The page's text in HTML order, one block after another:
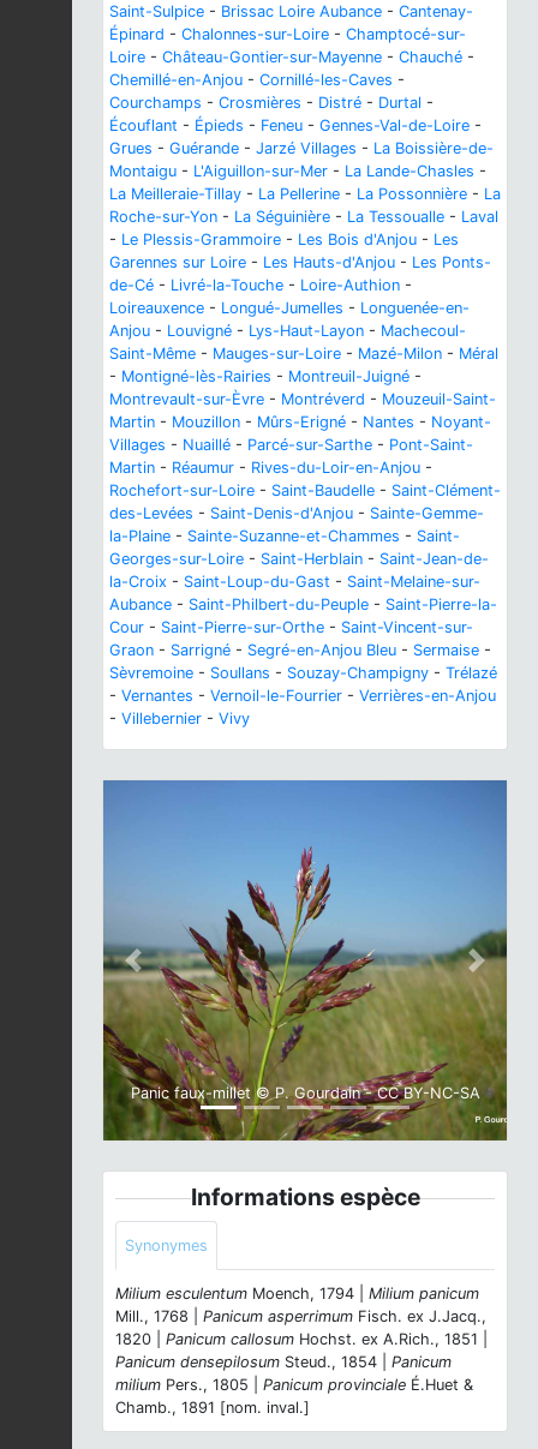
Saint-Sulpice - Brissac Loire Aubance - Cantenay-
Épinard - Chalonnes-sur-Loire - Champtocé-sur-
Loire - Château-Gontier-sur-Mayenne - Chauché -
Chemillé-en-Anjou - Cornillé-les-Caves -
Courchamps - Crosmières - Distré - Durtal -
Écouflant - Épieds - Feneu - Gennes-Val-de-Loire -
Grues - Guérande - Jarzé Villages - La Boissière-de-
Montaigu - L'Aiguillon-sur-Mer - La Lande-Chasles -
La Meilleraie-Tillay - La Pellerine - La Possonnière - La
Roche-sur-Yon - La Séguinière - La Tessoualle - Laval
- Le Plessis-Grammoire - Les Bois d'Anjou - Les
Garennes sur Loire - Les Hauts-d'Anjou - Les Ponts-
de-Cé - Livré-la-Touche - Loire-Authion -
Loireauxence - Longué-Jumelles - Longuenée-en-
Anjou - Louvigné - Lys-Haut-Layon - Machecoul-
Saint-Même - Mauges-sur-Loire - Mazé-Milon - Méral
- Montigné-lès-Rairies - Montreuil-Juigné -
Montrevault-sur-Èvre - Montréverd - Mouzeuil-Saint-
Martin - Mouzillon - Mûrs-Erigné - Nantes - Noyant-
Villages - Nuaillé - Parcé-sur-Sarthe - Pont-Saint-
Martin - Réaumur - Rives-du-Loir-en-Anjou -
Rochefort-sur-Loire - Saint-Baudelle - Saint-Clément-
des-Levées - Saint-Denis-d'Anjou - Sainte-Gemme-
la-Plaine - Sainte-Suzanne-et-Chammes - Saint-
Georges-sur-Loire - Saint-Herblain - Saint-Jean-de-
la-Croix - Saint-Loup-du-Gast - Saint-Melaine-sur-
Aubance - Saint-Philbert-du-Peuple - Saint-Pierre-la-
Cour - Saint-Pierre-sur-Orthe - Saint-Vincent-sur-
Graon - Sarrigné - Segré-en-Anjou Bleu - Sermaise -
Sèvremoine - Soullans - Souzay-Champigny - Trélazé
- Vernantes - Vernoil-le-Fourrier - Verrières-en-Anjou
- Villebernier - Vivy
Panic faux-millet © P. Gourdain - CC BY-NC-SA
Previous Next
Informations espèce
Synonymes
Milium esculentum Moench, 1794 | Milium panicum
Mill., 1768 | Panicum asperrimum Fisch. ex J.Jacq.,
1820 | Panicum callosum Hochst. ex A.Rich., 1851 |
Panicum densepilosum Steud., 1854 | Panicum
milium Pers., 1805 | Panicum provinciale É.Huet &
Chamb., 1891 [nom. inval.]